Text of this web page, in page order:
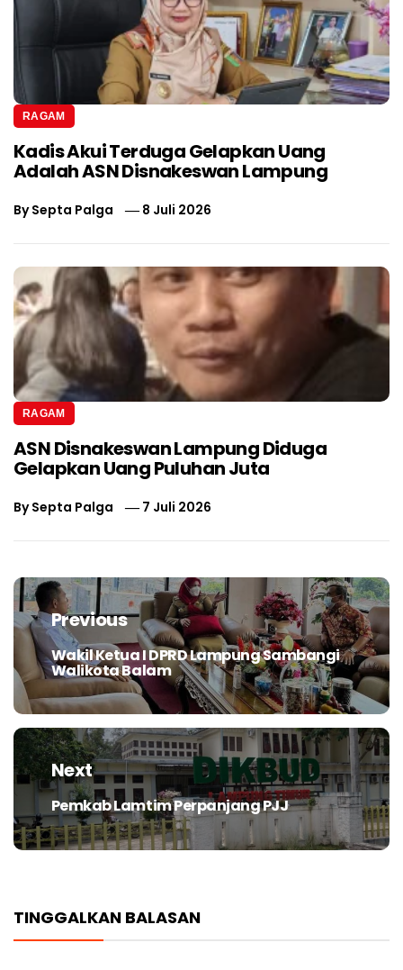
RAGAM
Kadis Akui Terduga Gelapkan Uang
Adalah ASN Disnakeswan Lampung
BySepta Palga 8 Juli 2026
RAGAM
ASN Disnakeswan Lampung Diduga
Gelapkan Uang Puluhan Juta
BySepta Palga 7 Juli 2026
Navigasi
posPrevious
Previous
post:
Wakil Ketua I DPRD Lampung Sambangi
Walikota Balam
Next
Next
post:
Pemkab Lamtim Perpanjang PJJ
TINGGALKAN BALASAN